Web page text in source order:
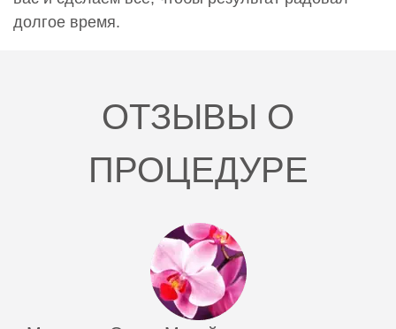
долгое время.
ОТЗЫВЫ О
ПРОЦЕДУРЕ